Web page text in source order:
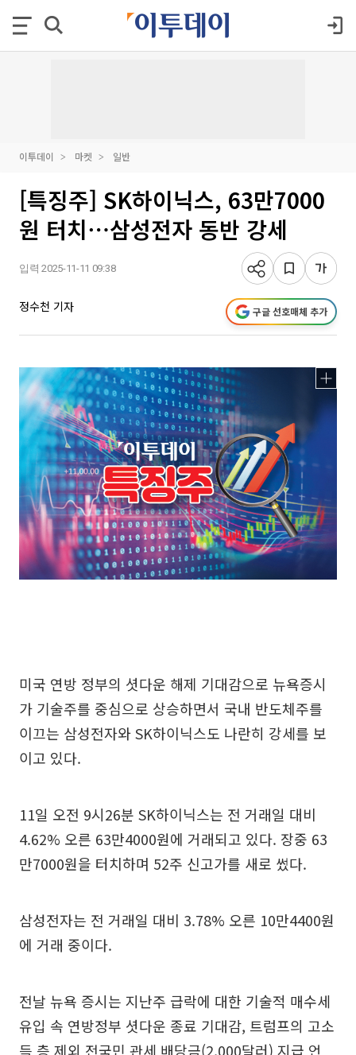
이투데이 마켓 일반
[특징주] SK하이닉스, 63만7000
원 터치⋯삼성전자 동반 강세
입력 2025-11-11 09:38
정수천 기자 구글 선호매체 추가
미국 연방 정부의 셧다운 해제 기대감으로 뉴욕증시
가 기술주를 중심으로 상승하면서 국내 반도체주를
이끄는 삼성전자와 SK하이닉스도 나란히 강세를 보
이고 있다.
11일 오전 9시26분 SK하이닉스는 전 거래일 대비
4.62% 오른 63만4000원에 거래되고 있다. 장중 63
만7000원을 터치하며 52주 신고가를 새로 썼다.
삼성전자는 전 거래일 대비 3.78% 오른 10만4400원
에 거래 중이다.
전날 뉴욕 증시는 지난주 급락에 대한 기술적 매수세
유입 속 연방정부 셧다운 종료 기대감, 트럼프의 고소
득 층 제외 전국민 관세 배당금(2,000달러) 지급 언